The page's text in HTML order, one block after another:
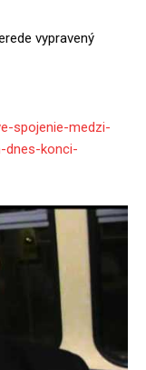
vypravený
spojenie-medzi-
dnes-konci-